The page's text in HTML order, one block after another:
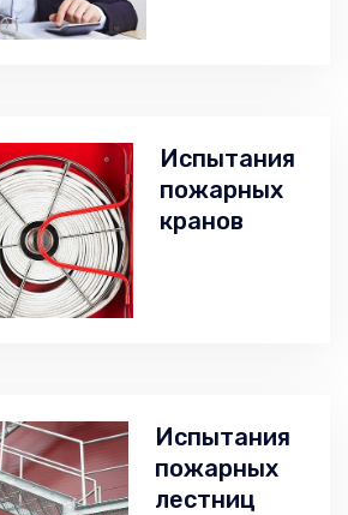
Испытания
пожарных
кранов
Испытания
пожарных
лестниц